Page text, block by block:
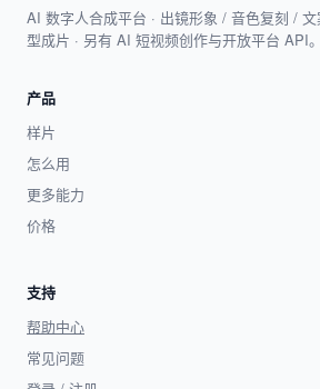
AI 数字人合成平台 · 出镜形象 / 音色复刻 /
型成片 · 另有 AI 短视频创作与开放平台 API。
产品
样片
怎么用
更多能力
价格
支持
帮助中心
常见问题